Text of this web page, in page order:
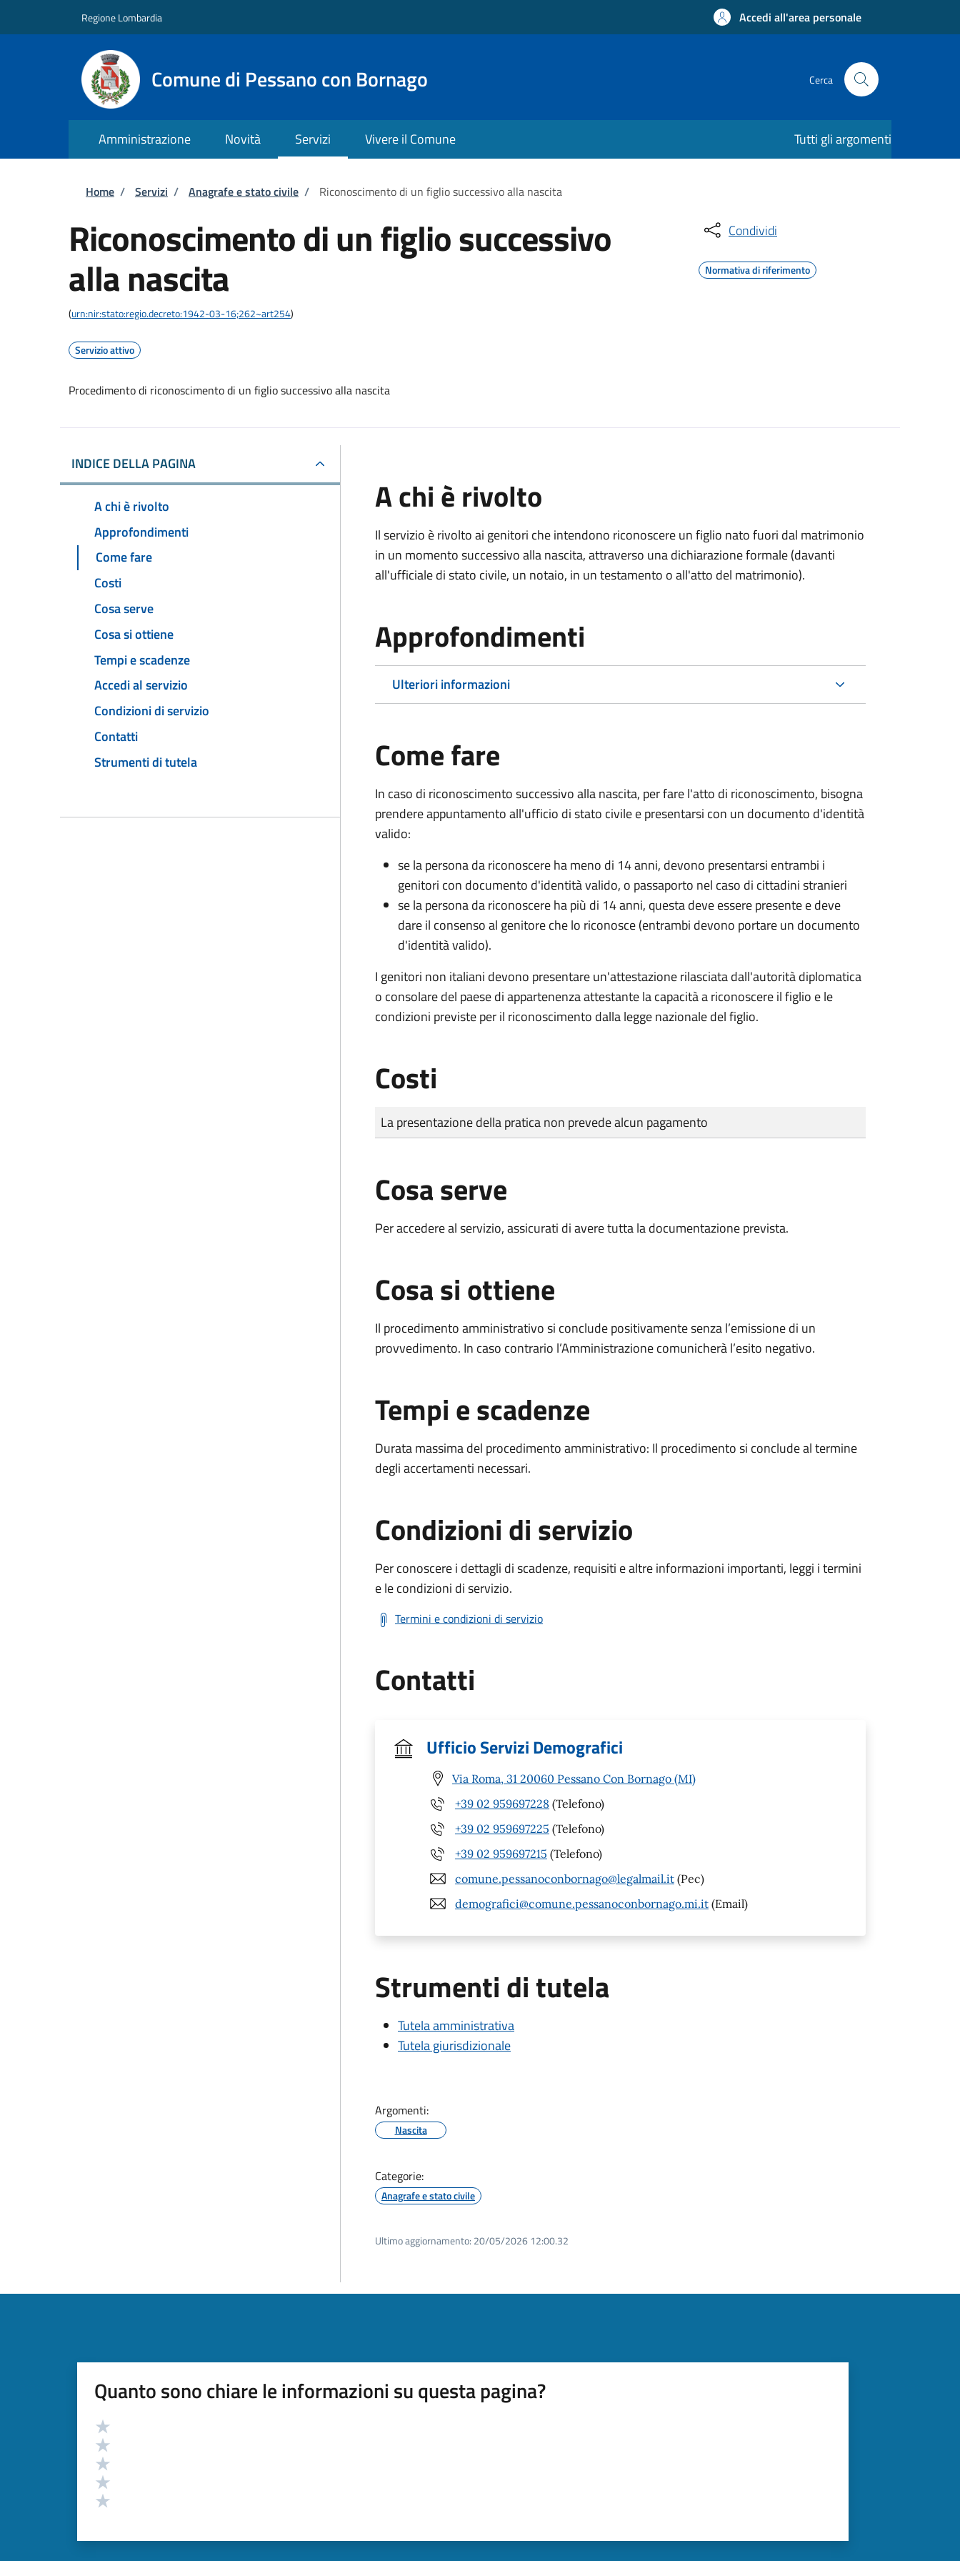
Regione Lombardia Accedi all'area personale
Comune di Pessano con Bornago Cerca
Amministrazione Novità Servizi Vivere il Comune Tutti gli argomenti
Briciole di pane
Home / Servizi / Anagrafe e stato civile / Riconoscimento di un figlio successivo alla nascita
Riconoscimento di un figlio successivo
alla nascita
(urn:nir:stato:regio.decreto:1942-03-16;262~art254)
Servizio attivo
Procedimento di riconoscimento di un figlio successivo alla nascita
Condividi
Normativa di riferimento
INDICE DELLA PAGINA
A chi è rivolto
Approfondimenti
Come fare
Costi
Cosa serve
Cosa si ottiene
Tempi e scadenze
Accedi al servizio
Condizioni di servizio
Contatti
Strumenti di tutela
A chi è rivolto
Il servizio è rivolto ai genitori che intendono riconoscere un figlio nato fuori dal matrimonio
in un momento successivo alla nascita, attraverso una dichiarazione formale (davanti
all'ufficiale di stato civile, un notaio, in un testamento o all'atto del matrimonio).
Approfondimenti
Ulteriori informazioni
Come fare
In caso di riconoscimento successivo alla nascita, per fare l'atto di riconoscimento, bisogna
prendere appuntamento all'ufficio di stato civile e presentarsi con un documento d'identità
valido:
se la persona da riconoscere ha meno di 14 anni, devono presentarsi entrambi i
genitori con documento d'identità valido, o passaporto nel caso di cittadini stranieri
se la persona da riconoscere ha più di 14 anni, questa deve essere presente e deve
dare il consenso al genitore che lo riconosce (entrambi devono portare un documento
d'identità valido).
I genitori non italiani devono presentare un'attestazione rilasciata dall'autorità diplomatica
o consolare del paese di appartenenza attestante la capacità a riconoscere il figlio e le
condizioni previste per il riconoscimento dalla legge nazionale del figlio.
Costi
Tipo di pagamento
Importo
La presentazione della pratica non prevede alcun pagamento
Cosa serve
Per accedere al servizio, assicurati di avere tutta la documentazione prevista.
Cosa si ottiene
Il procedimento amministrativo si conclude positivamente senza l’emissione di un
provvedimento. In caso contrario l’Amministrazione comunicherà l’esito negativo.
Tempi e scadenze
Durata massima del procedimento amministrativo: Il procedimento si conclude al termine
degli accertamenti necessari.
Condizioni di servizio
Per conoscere i dettagli di scadenze, requisiti e altre informazioni importanti, leggi i termini
e le condizioni di servizio.
Termini e condizioni di servizio
Contatti
Ufficio Servizi Demografici
Via Roma, 31 20060 Pessano Con Bornago (MI)
+39 02 959697228 (Telefono)
+39 02 959697225 (Telefono)
+39 02 959697215 (Telefono)
comune.pessanoconbornago@legalmail.it (Pec)
demografici@comune.pessanoconbornago.mi.it (Email)
Strumenti di tutela
Tutela amministrativa
Tutela giurisdizionale
Argomenti:
Nascita
Categorie:
Anagrafe e stato civile
Ultimo aggiornamento: 20/05/2026 12:00.32
Quanto sono chiare le informazioni su questa pagina?
Valutazione